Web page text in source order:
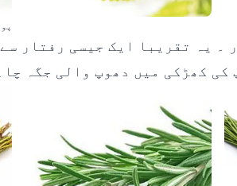
۔ یہ تقریبا ایک جیسی رفتار
کھڑکی میں دھوپ والی جگہ